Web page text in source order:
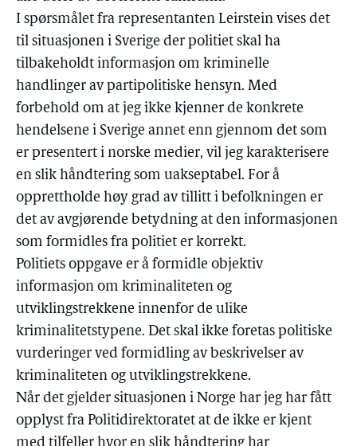
I spørsmålet fra representanten Leirstein vises det
til situasjonen i Sverige der politiet skal ha
tilbakeholdt informasjon om kriminelle
handlinger av partipolitiske hensyn. Med
forbehold om at jeg ikke kjenner de konkrete
hendelsene i Sverige annet enn gjennom det som
er presentert i norske medier, vil jeg karakterisere
en slik håndtering som uakseptabel. For å
opprettholde høy grad av tillitt i befolkningen er
det av avgjørende betydning at den informasjonen
som formidles fra politiet er korrekt.
Politiets oppgave er å formidle objektiv
informasjon om kriminaliteten og
utviklingstrekkene innenfor de ulike
kriminalitetstypene. Det skal ikke foretas politiske
vurderinger ved formidling av beskrivelser av
kriminaliteten og utviklingstrekkene.
Når det gjelder situasjonen i Norge har jeg har fått
opplyst fra Politidirektoratet at de ikke er kjent